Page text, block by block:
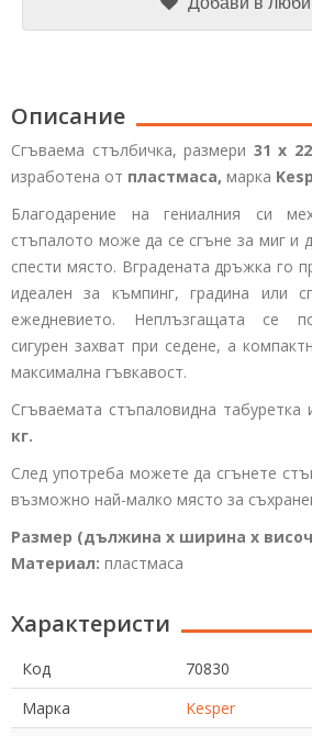
Описание
Сгъваема стълбичка, размери 31 x
изработена от пластмаса, марка
Благодарение на гениалния си
стъпалото може да се сгъне за миг и
спести място. Вградената дръжка го
идеален за къмпинг, градина или
ежедневието. Неплъзгащата се
сигурен захват при седене, а
максимална гъвкавост.
Сгъваемата стъпаловидна табуретка
кг.
След употреба можете да сгънете
възможно най-малко място за
Размер (дължина x ширина x
Материал: пластмаса
Характеристи
Код
70830
Марка
Kesper